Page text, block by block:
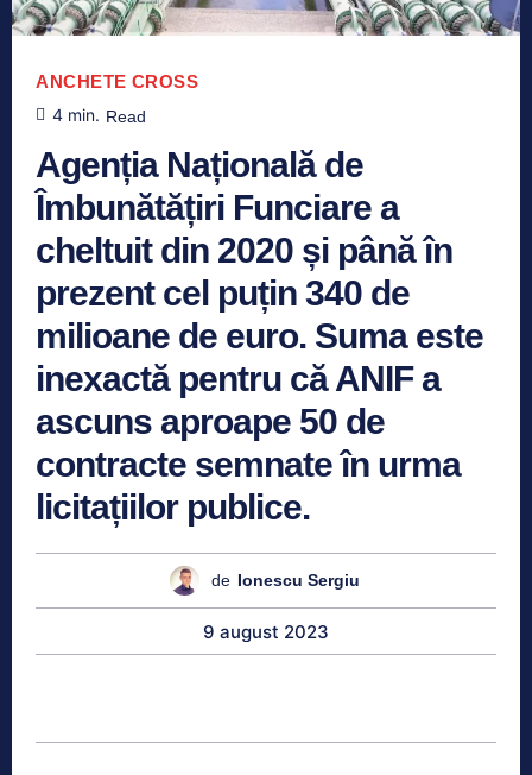
ANCHETE CROSS
4 min. Read
Agenția Națională de
Îmbunătățiri Funciare a
cheltuit din 2020 și până în
prezent cel puțin 340 de
milioane de euro. Suma este
inexactă pentru că ANIF a
ascuns aproape 50 de
contracte semnate în urma
licitațiilor publice.
de Ionescu Sergiu
9 august 2023